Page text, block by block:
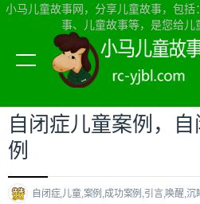
小马儿童故事网，分享儿童故事，包
事、儿童故事等，是您给儿
当前位置：小马儿童故事网首页>儿童
自闭症儿童案例，
例
自闭症,儿童,案例,成功案例,引言,唤醒,沉